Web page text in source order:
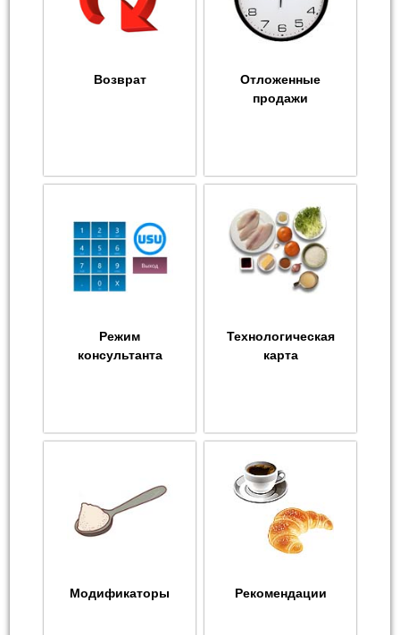
Возврат
Отложенные
продажи
Режим
консультанта
Технологическая
карта
Модификаторы Рекомендации